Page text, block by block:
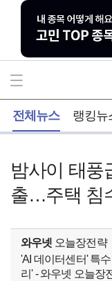
전체뉴스 랭킹뉴
밤사이 태풍
출…주택 침
와우넷 오늘장전략
'AI 데이터센터' 특
리' - 와우넷 오늘장